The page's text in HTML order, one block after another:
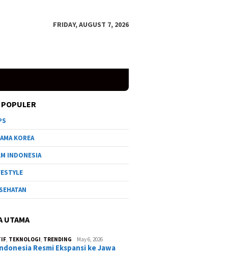
FRIDAY, AUGUST 7, 2026
KOREA
INDONESIA
UTAMA
, TEKNOLOGI, TRENDING May 6, 2026
Resmi Ekspansi ke Jawa